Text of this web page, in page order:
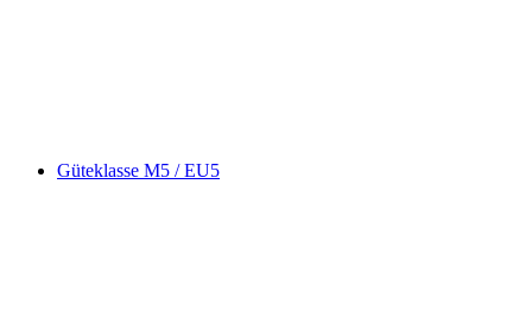
Güteklasse M5 / EU5